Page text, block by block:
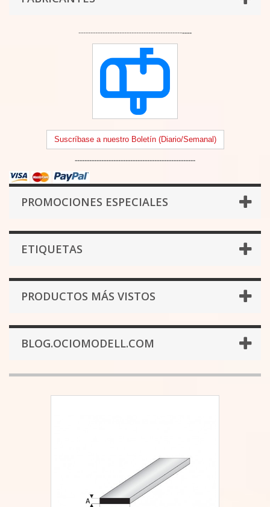
-----------------------------------------------
Suscríbase a nuestro Boletín (Diario/Semanal)
--------------------------------------------------
PROMOCIONES ESPECIALES
ETIQUETAS
PRODUCTOS MÁS VISTOS
BLOG.OCIOMODELL.COM